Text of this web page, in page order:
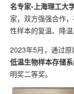
名专家-上海理工大
家，双方强强合作
性样本的复温、降
2023年5月，通过
低温生物样本存储
明奖二等奖。